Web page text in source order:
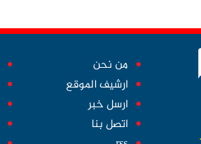
من نحن
ارشيف الموقع
ارسل خبر
اتصل بنا